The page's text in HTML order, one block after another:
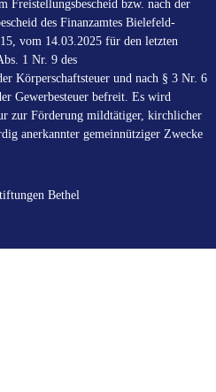
Freistellungsbescheid bzw. nach der
des Finanzamtes Bielefeld-
vom 14.03.2025 für den letzten
1 Nr. 9 des
Körperschaftsteuer und nach § 3 Nr. 6
Gewerbesteuer befreit. Es wird
zur Förderung mildtätiger, kirchlicher
anerkannter gemeinnütziger Zwecke
Bethel